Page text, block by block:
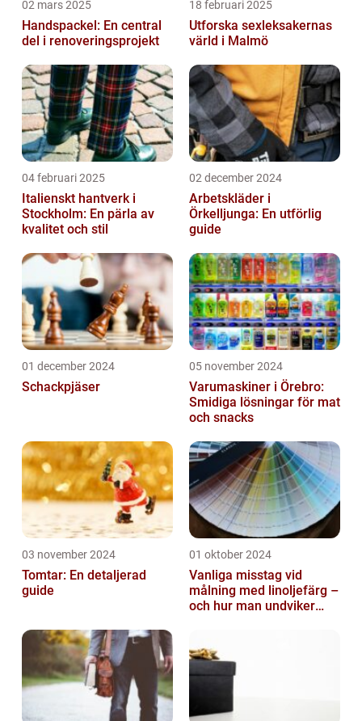
02 mars 2025
Handspackel: En central
del i renoveringsprojekt
18 februari 2025
Utforska sexleksakernas
värld i Malmö
04 februari 2025
Italienskt hantverk i
Stockholm: En pärla av
kvalitet och stil
02 december 2024
Arbetskläder i
Örkelljunga: En utförlig
guide
01 december 2024
Schackpjäser
05 november 2024
Varumaskiner i Örebro:
Smidiga lösningar för mat
och snacks
03 november 2024
Tomtar: En detaljerad
guide
01 oktober 2024
Vanliga misstag vid
målning med linoljefärg –
och hur man undviker